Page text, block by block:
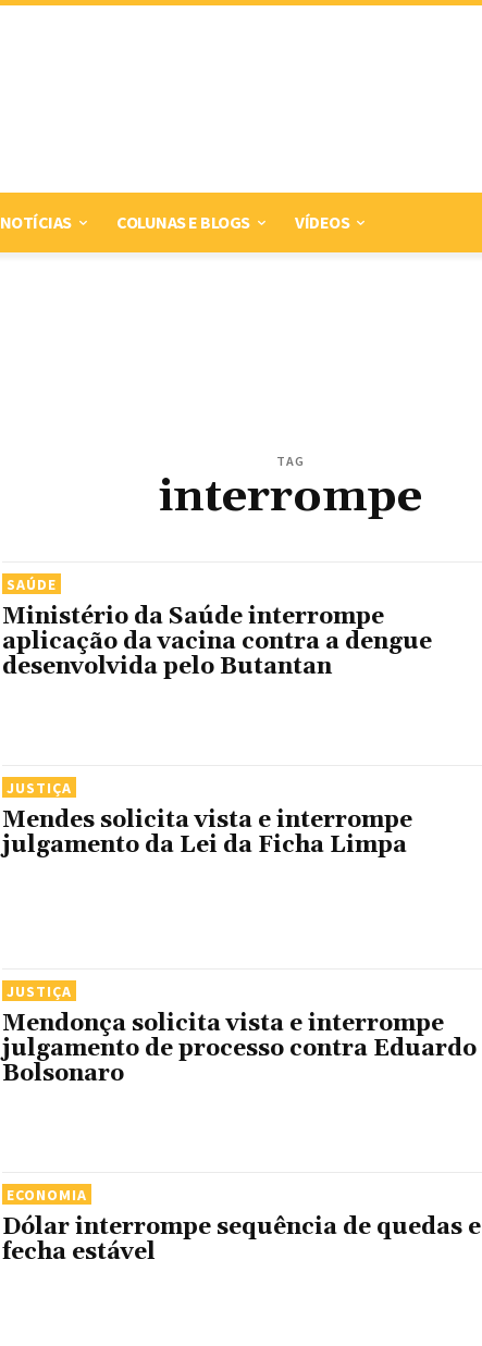
NOTÍCIAS COLUNAS E BLOGS VÍDEOS
TAG
interrompe
SAÚDE
Ministério da Saúde interrompe
aplicação da vacina contra a dengue
desenvolvida pelo Butantan
JUSTIÇA
Mendes solicita vista e interrompe
julgamento da Lei da Ficha Limpa
JUSTIÇA
Mendonça solicita vista e interrompe
julgamento de processo contra Eduardo
Bolsonaro
ECONOMIA
Dólar interrompe sequência de quedas e
fecha estável